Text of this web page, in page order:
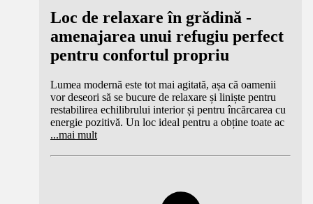
Loc de relaxare în grădină -
amenajarea unui refugiu perfect
pentru confortul propriu
Lumea modernă este tot mai agitată, așa că oamenii
vor deseori să se bucure de relaxare și liniște pentru
restabilirea echilibrului interior și pentru încărcarea cu
energie pozitivă. Un loc ideal pentru a obține toate ac
...mai mult